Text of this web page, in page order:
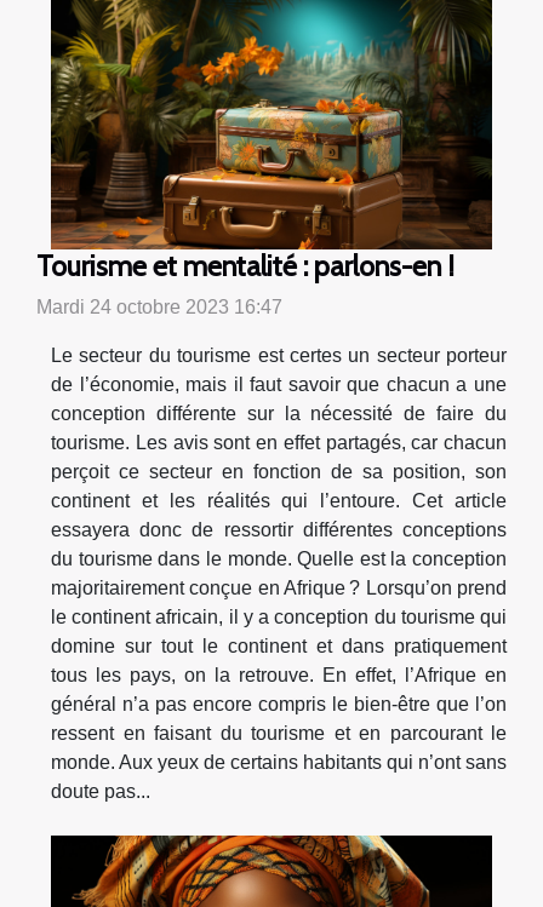
Tourisme et mentalité : parlons-en !
Mardi 24 octobre 2023 16:47
Le secteur du tourisme est certes un secteur porteur
de l’économie, mais il faut savoir que chacun a une
conception différente sur la nécessité de faire du
tourisme. Les avis sont en effet partagés, car chacun
perçoit ce secteur en fonction de sa position, son
continent et les réalités qui l’entoure. Cet article
essayera donc de ressortir différentes conceptions
du tourisme dans le monde. Quelle est la conception
majoritairement conçue en Afrique ? Lorsqu’on prend
le continent africain, il y a conception du tourisme qui
domine sur tout le continent et dans pratiquement
tous les pays, on la retrouve. En effet, l’Afrique en
général n’a pas encore compris le bien-être que l’on
ressent en faisant du tourisme et en parcourant le
monde. Aux yeux de certains habitants qui n’ont sans
doute pas...